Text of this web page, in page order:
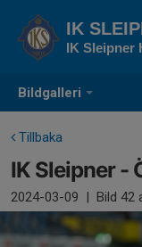
Bildgalleri
IK
IK Sleipner
Tillbaka
IK Sleipner -
2024-03-09 | Bild 42